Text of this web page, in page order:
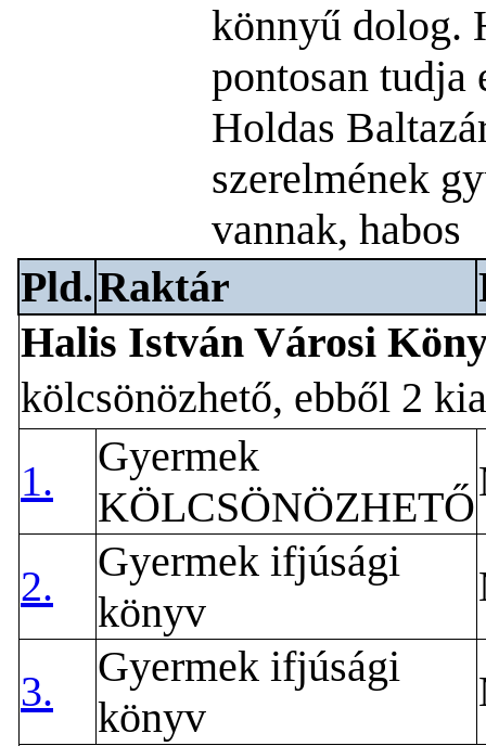
könnyű dolog.
pontosan tudja
Holdas
szerelmének
vannak,
Pld.Raktár
Halis István Városi
kölcsönözhető, ebből 2
1.
Gyermek
KÖLCSÖNÖZHETŐ
2.
Gyermek ifjúsági
könyv
3.
Gyermek ifjúsági
könyv